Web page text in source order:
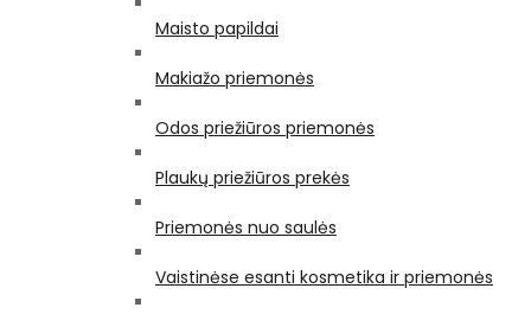
Maisto papildai
Makiažo priemonės
Odos priežiūros priemonės
Plaukų priežiūros prekės
Priemonės nuo saulės
Vaistinėse esanti kosmetika ir priemonės